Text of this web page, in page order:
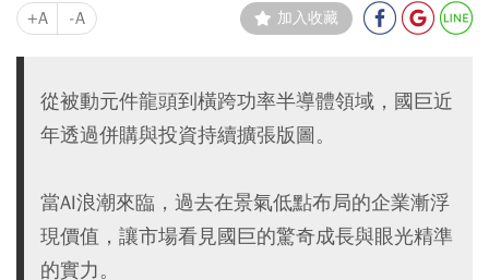
+A -A 加入收藏
從被動元件龍頭到橫跨功率半導體領域，國巨近
年透過併購與投資持續擴張版圖。
當AI浪潮來臨，過去在景氣低點布局的企業漸浮
現價值，讓市場看見國巨的驚奇成長與眼光精準
的實力。